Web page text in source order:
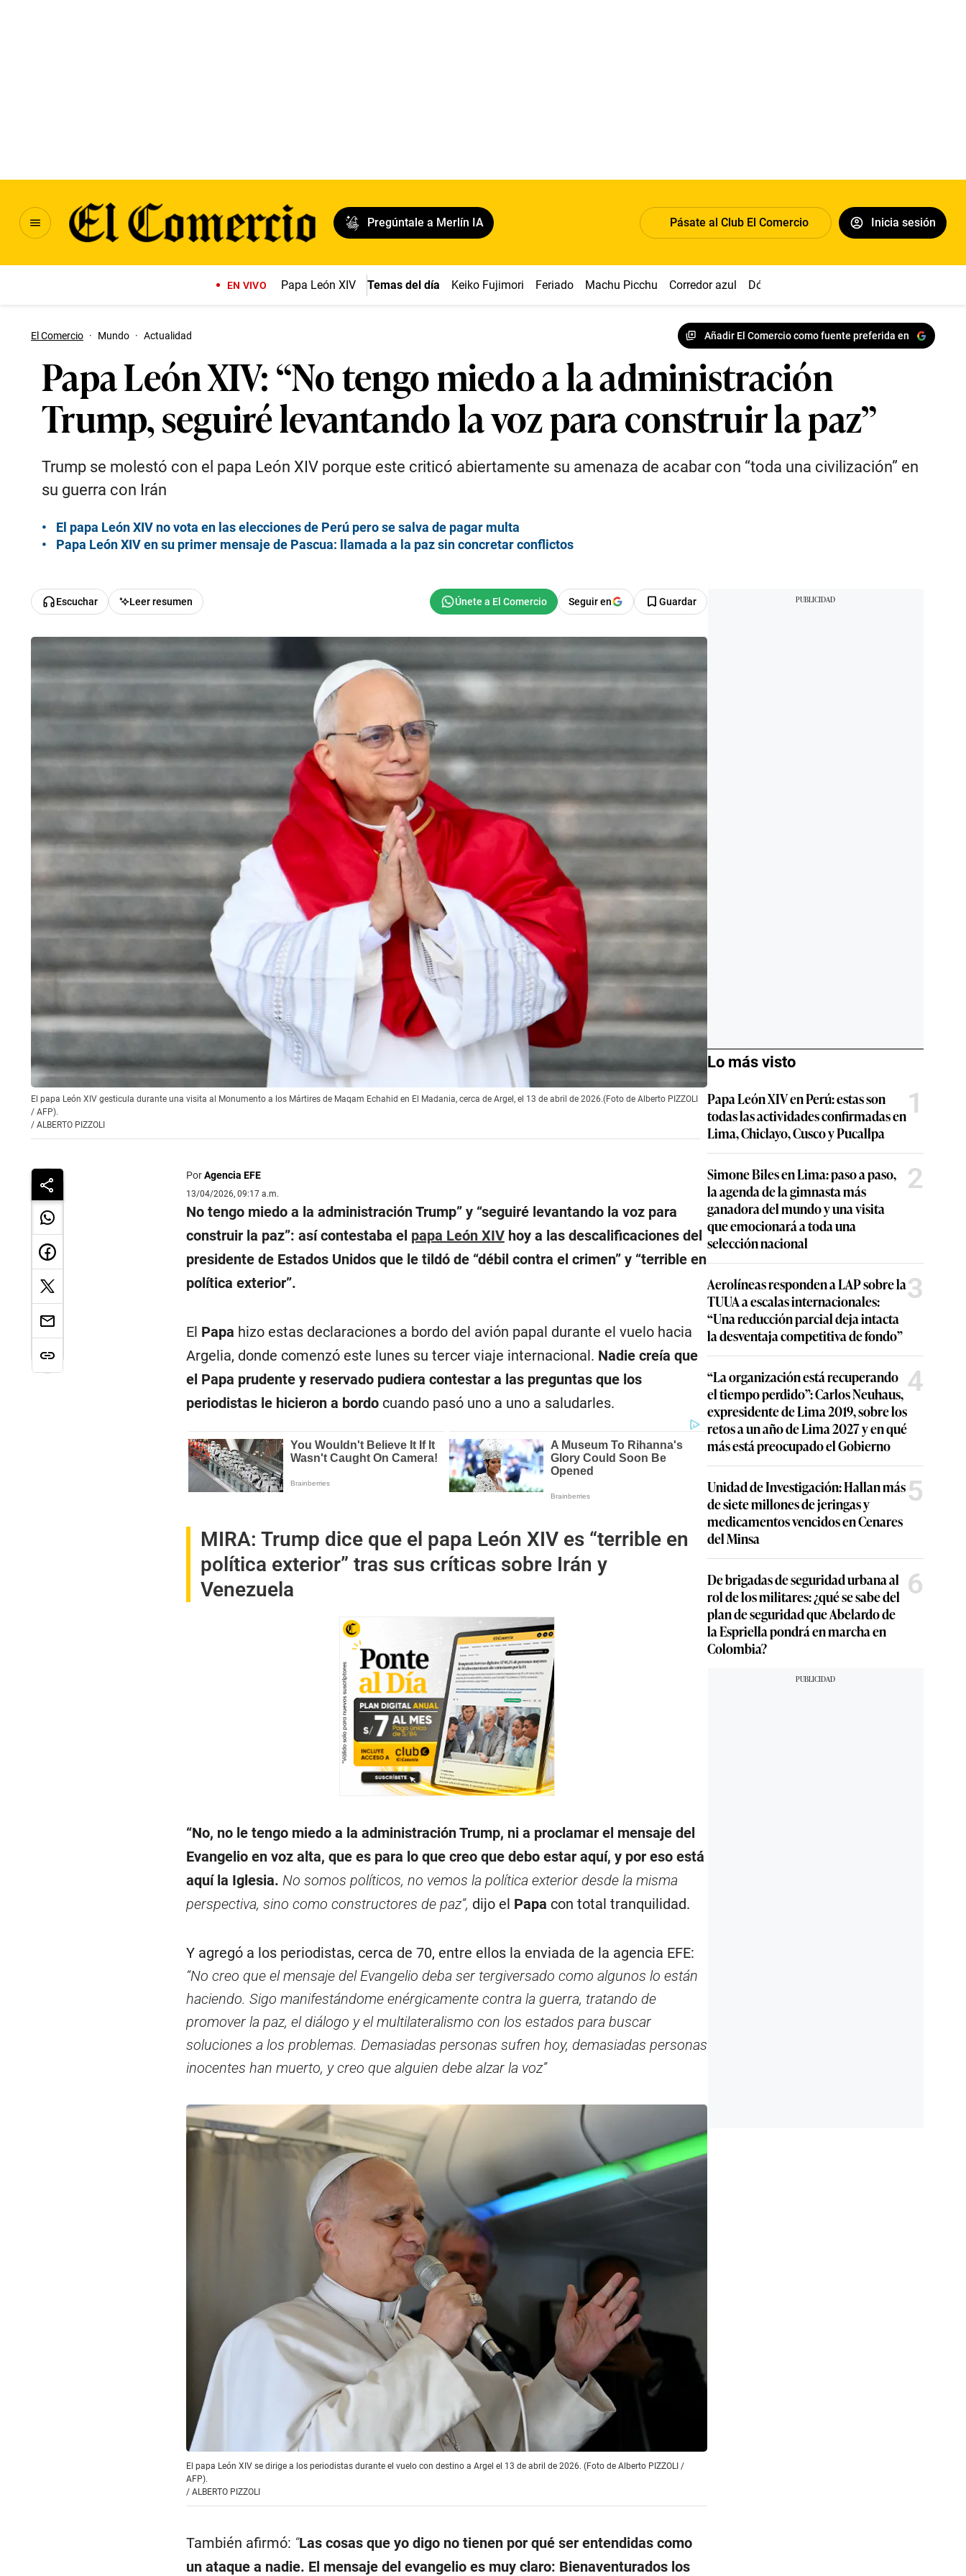
Pregúntale a Merlín IA Pásate al Club El Comercio Inicia sesión
EN VIVO Papa León XIV Temas del día Keiko Fujimori Feriado Machu Picchu Corredor azul Dólar
El Comercio · Mundo · Actualidad Añadir El Comercio como fuente preferida en
Papa León XIV: “No tengo miedo a la administración
Trump, seguiré levantando la voz para construir la paz”
Trump se molestó con el papa León XIV porque este criticó abiertamente su amenaza de acabar con “toda una civilización” en
su guerra con Irán
El papa León XIV no vota en las elecciones de Perú pero se salva de pagar multa
Papa León XIV en su primer mensaje de Pascua: llamada a la paz sin concretar conflictos
Escuchar Leer resumen Seguir en Guardar
El papa León XIV gesticula durante una visita al Monumento a los Mártires de Maqam Echahid en El Madania, cerca de Argel, el 13 de abril de 2026.(Foto de Alberto PIZZOLI
/ AFP).
/ ALBERTO PIZZOLI
PorAgencia EFE
13/04/2026, 09:17 a.m.
No tengo miedo a la administración Trump” y “seguiré levantando la voz para
construir la paz”: así contestaba el papa León XIVhoy a las descalificaciones del
presidente de Estados Unidos que le tildó de “débil contra el crimen” y “terrible en
política exterior”.
El Papa hizo estas declaraciones a bordo del avión papal durante el vuelo hacia
Argelia, donde comenzó este lunes su tercer viaje internacional. Nadie creía que
el Papa prudente y reservado pudiera contestar a las preguntas que los
periodistas le hicieron a bordocuando pasó uno a uno a saludarles.
MIRA: Trump dice que el papa León XIV es “terrible en
política exterior” tras sus críticas sobre Irán y
Venezuela
“No, no le tengo miedo a la administración Trump, ni a proclamar el mensaje del
Evangelio en voz alta, que es para lo que creo que debo estar aquí, y por eso está
aquí la Iglesia. No somos políticos, no vemos la política exterior desde la misma
perspectiva, sino como constructores de paz”, dijo el Papa con total tranquilidad.
Y agregó a los periodistas, cerca de 70, entre ellos la enviada de la agencia EFE:
“No creo que el mensaje del Evangelio deba ser tergiversado como algunos lo están
haciendo. Sigo manifestándome enérgicamente contra la guerra, tratando de
promover la paz, el diálogo y el multilateralismo con los estados para buscar
soluciones a los problemas. Demasiadas personas sufren hoy, demasiadas personas
inocentes han muerto, y creo que alguien debe alzar la voz”
El papa León XIV se dirige a los periodistas durante el vuelo con destino a Argel el 13 de abril de 2026. (Foto de Alberto PIZZOLI /
AFP).
/ ALBERTO PIZZOLI
También afirmó: “Las cosas que yo digo no tienen por qué ser entendidas como
un ataque a nadie. El mensaje del evangelio es muy claro: Bienaventurados los
Lo más visto
Papa León XIV en Perú: estas son
todas las actividades confirmadas en
Lima, Chiclayo, Cusco y Pucallpa
1
Simone Biles en Lima: paso a paso,
la agenda de la gimnasta más
ganadora del mundo y una visita
que emocionará a toda una
selección nacional
2
Aerolíneas responden a LAP sobre la
TUUA a escalas internacionales:
“Una reducción parcial deja intacta
la desventaja competitiva de fondo”
3
“La organización está recuperando
el tiempo perdido”: Carlos Neuhaus,
expresidente de Lima 2019, sobre los
retos a un año de Lima 2027 y en qué
más está preocupado el Gobierno
4
Unidad de Investigación: Hallan más
de siete millones de jeringas y
medicamentos vencidos en Cenares
del Minsa
5
De brigadas de seguridad urbana al
rol de los militares: ¿qué se sabe del
plan de seguridad que Abelardo de
la Espriella pondrá en marcha en
Colombia?
6